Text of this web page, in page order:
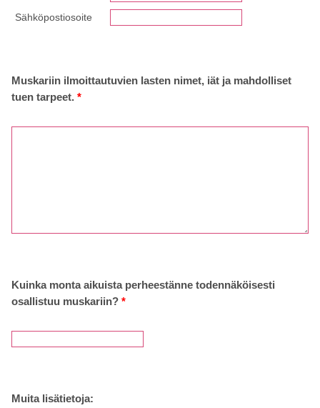
Sähköpostiosoite
Muskariin ilmoittautuvien lasten nimet, iät ja mahdolliset
tuen tarpeet. *
Kuinka monta aikuista perheestänne todennäköisesti
osallistuu muskariin? *
Muita lisätietoja: